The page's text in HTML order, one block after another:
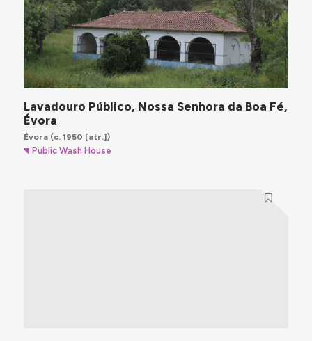
Lavadouro Público, Nossa Senhora da Boa Fé,
Évora
Évora(c. 1950 [atr.])
Public Wash House